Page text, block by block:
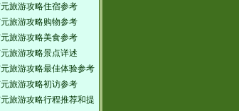
旅游攻略住宿参考
旅游攻略购物参考
旅游攻略美食参考
旅游攻略景点详述
旅游攻略最佳体验参考
旅游攻略初访参考
旅游攻略行程推荐和提